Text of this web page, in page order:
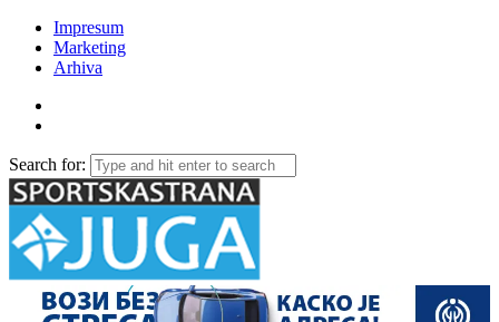
Impresum
Marketing
Arhiva
Search for: